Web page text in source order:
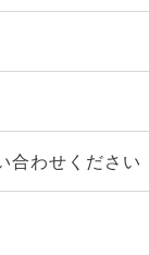
合わせください